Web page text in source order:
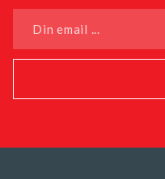
Din email ...